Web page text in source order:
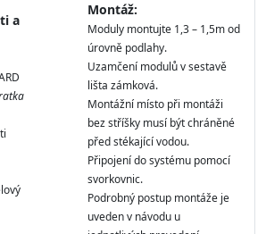
a
Montáž:
Moduly montujte 1,3 – 1,5m od
úrovně podlahy.
Uzamčení modulů v sestavě
lišta zámková.
Montážní místo při montáži
bez stříšky musí být chráněné
před stékající vodou.
Připojení do systému pomocí
svorkovnic.
Podrobný postup montáže je
uveden v návodu u